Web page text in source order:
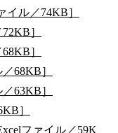
ル／74KB］
］
］
68KB］
63KB］
］
ファイル／59K